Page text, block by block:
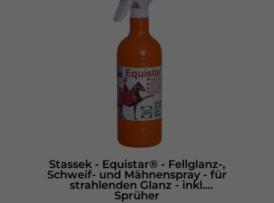
Stassek - Equistar® - Fellglanz-,
Schweif- und Mähnenspray - für
strahlenden Glanz - inkl.
Sprüher